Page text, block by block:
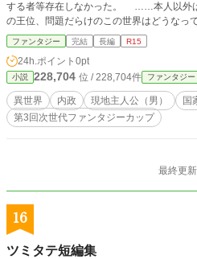
する者等存在しなかった。 ……本人以外は。 継がないと公言してい
の王位、問題だらけのこの世界はどうな
談じゃない。国王なんて面倒なことをなぜ
ファンタジー 完結 長編 R15
24h.ポイント 0pt
小説 228,704 位 / 228,704件 ファンタジー
異世界 内政 現地主人公（男）
国
第3回次世代ファンタジーカップ
最終更
16
ツミタテ短編集